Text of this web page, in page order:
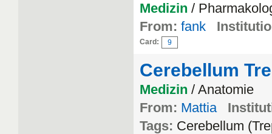
Medizin /
From: fank
Card: 9
Cerebellum
Medizin / Anatomie
From: Mattia
Tags: Cerebellum